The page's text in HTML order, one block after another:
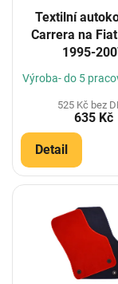
Textilní
Carrera na
1995-
Výroba- do 5
525 Kč bez
635 Kč
Detail